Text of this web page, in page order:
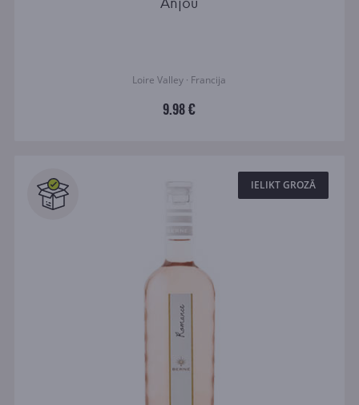
Loire Valley · Francija
9.98 €
IELIKT GROZĀ